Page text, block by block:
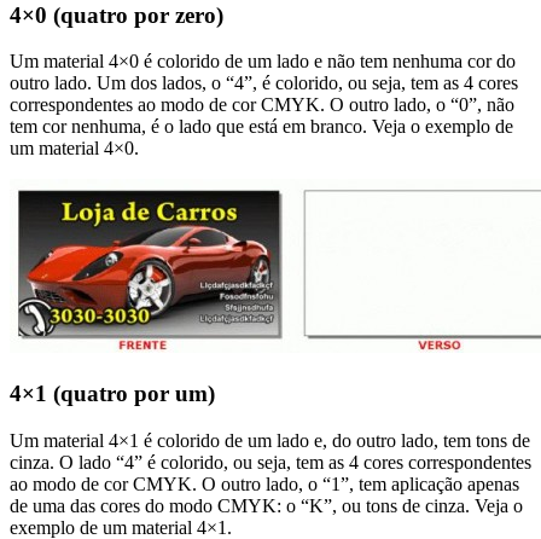
4×0 (quatro por zero)
Um material 4×0 é colorido de um lado e não tem nenhuma cor do
outro lado. Um dos lados, o “4”, é colorido, ou seja, tem as 4 cores
correspondentes ao modo de cor CMYK. O outro lado, o “0”, não
tem cor nenhuma, é o lado que está em branco. Veja o exemplo de
um material 4×0.
4×1 (quatro por um)
Um material 4×1 é colorido de um lado e, do outro lado, tem tons de
cinza. O lado “4” é colorido, ou seja, tem as 4 cores correspondentes
ao modo de cor CMYK. O outro lado, o “1”, tem aplicação apenas
de uma das cores do modo CMYK: o “K”, ou tons de cinza. Veja o
exemplo de um material 4×1.